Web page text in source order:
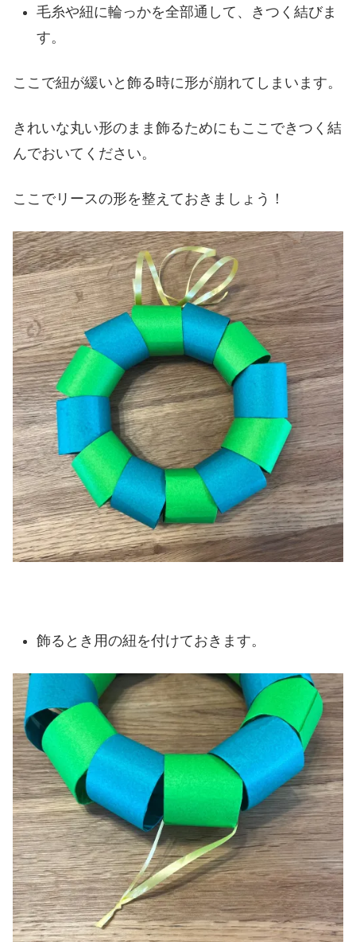
毛糸や紐に輪っかを全部通して、きつく結びま
す。
ここで紐が緩いと飾る時に形が崩れてしまいます。
きれいな丸い形のまま飾るためにもここできつく結
んでおいてください。
ここでリースの形を整えておきましょう！
飾るとき用の紐を付けておきます。